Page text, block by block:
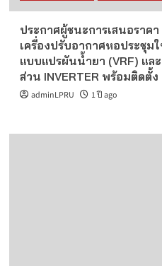
ประกาศผู้ชนะการเสนอราค
เครื่องปรับอากาศหอประชุม
แบบแปรผันน้ำยา (VRF) แล
ส่วน INVERTER พร้อมติดตั้ง
adminLPRU 1 ปี ago